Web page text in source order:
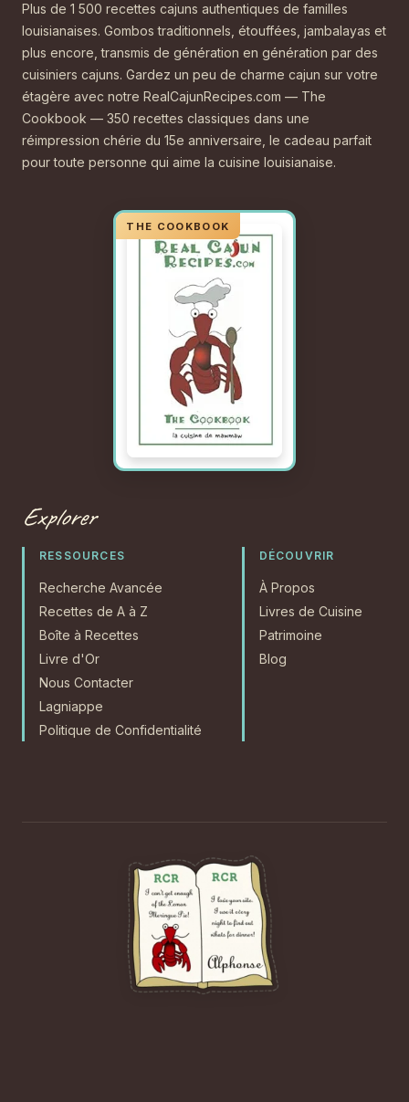
Plus de 1 500 recettes cajuns authentiques de familles
louisianaises. Gombos traditionnels, étouffées, jambalayas et
plus encore, transmis de génération en génération par des
cuisiniers cajuns. Gardez un peu de charme cajun sur votre
étagère avec notre RealCajunRecipes.com — The
Cookbook — 350 recettes classiques dans une
réimpression chérie du 15e anniversaire, le cadeau parfait
pour toute personne qui aime la cuisine louisianaise.
Explorer
RESSOURCES
Recherche Avancée
Recettes de A à Z
Boîte à Recettes
Livre d'Or
Nous Contacter
Lagniappe
Politique de Confidentialité
DÉCOUVRIR
À Propos
Livres de Cuisine
Patrimoine
Blog